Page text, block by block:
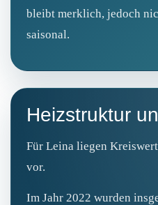
bleibt merklich, jedoch
saisonal.
Heizstruktur
Für Leina liegen
vor.
Im Jahr 2022 wurden